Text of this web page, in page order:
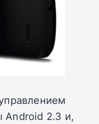
Android 2.3 и,